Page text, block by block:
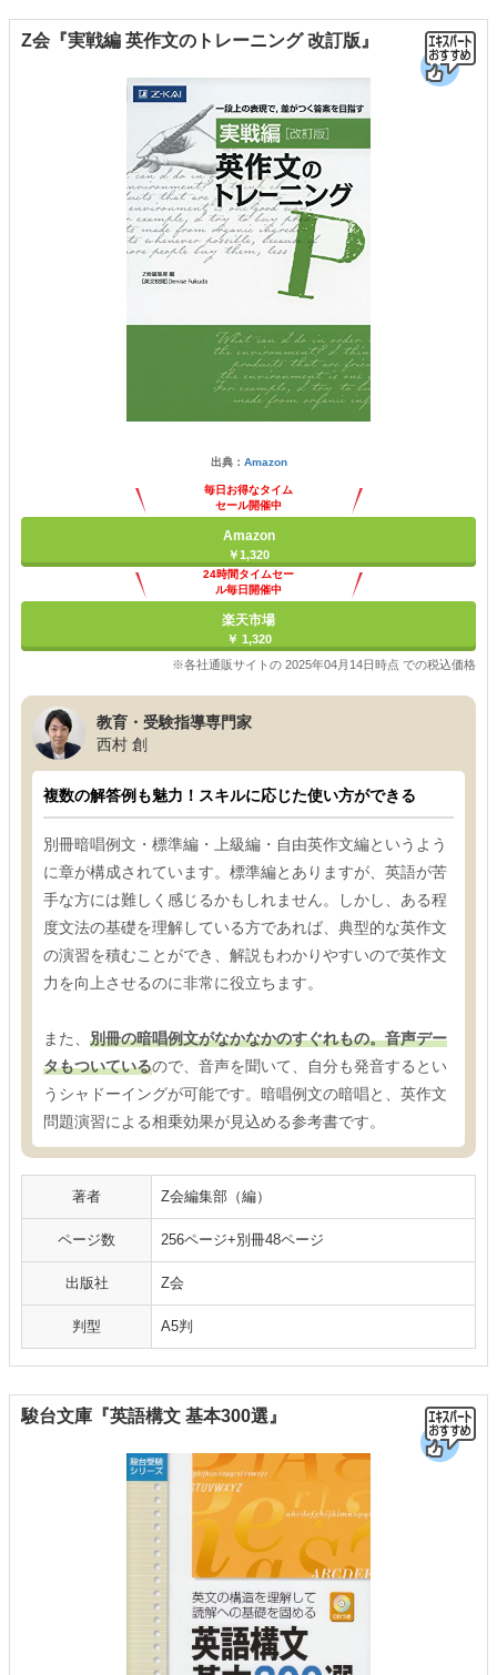
Z会『実戦編 英作文のトレーニング 改訂版』
出典： Amazon
毎日お得なタイム
セール開催中
Amazon
￥1,320
24時間タイムセー
ル毎日開催中
楽天市場
￥ 1,320
※各社通販サイトの 2025年04月14日時点 での税込価格
教育・受験指導専門家
西村 創
複数の解答例も魅力！スキルに応じた使い方ができる
別冊暗唱例文・標準編・上級編・自由英作文編というよう
に章が構成されています。標準編とありますが、英語が苦
手な方には難しく感じるかもしれません。しかし、ある程
度文法の基礎を理解している方であれば、典型的な英作文
の演習を積むことができ、解説もわかりやすいので英作文
力を向上させるのに非常に役立ちます。
また、 別冊の暗唱例文がなかなかのすぐれもの。音声デー
タもついているので、音声を聞いて、自分も発音するとい
うシャドーイングが可能です。暗唱例文の暗唱と、英作文
問題演習による相乗効果が見込める参考書です。
著者 Z会編集部（編）
ページ数 256ページ+別冊48ページ
出版社 Z会
判型 A5判
駿台文庫『英語構文 基本300選』